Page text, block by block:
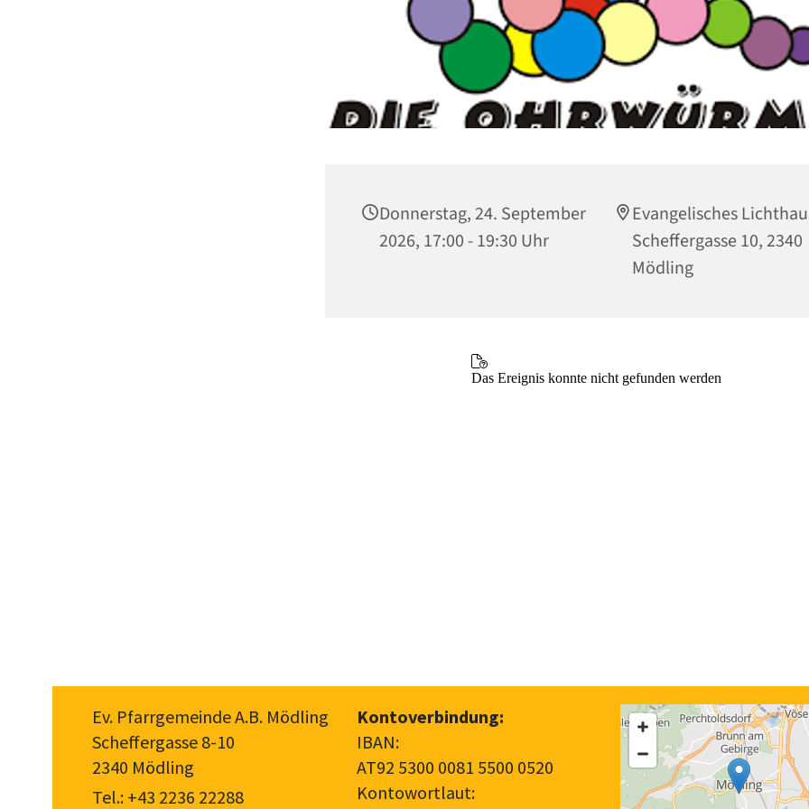
Donnerstag, 24. September
2026, 17:00 - 19:30 Uhr
Evangelisches
Scheffergasse 10, 2340
Mödling
Ev. Pfarrgemeinde A.B. Mödling
Scheffergasse 8-10
2340 Mödling
Tel.: +43 2236 22288
Kontoverbindung:
IBAN:
AT92 5300 0081 5500 0520
Kontowortlaut: